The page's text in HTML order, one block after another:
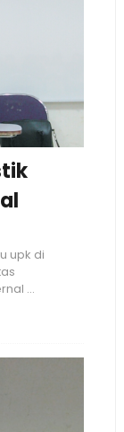
upk di
...